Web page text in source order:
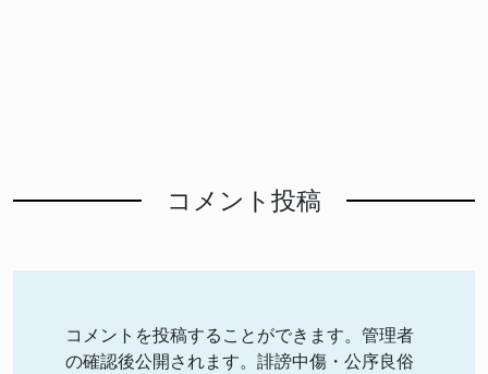
コメント投稿
コメントを投稿することができます。管理者
の確認後公開されます。誹謗中傷・公序良俗